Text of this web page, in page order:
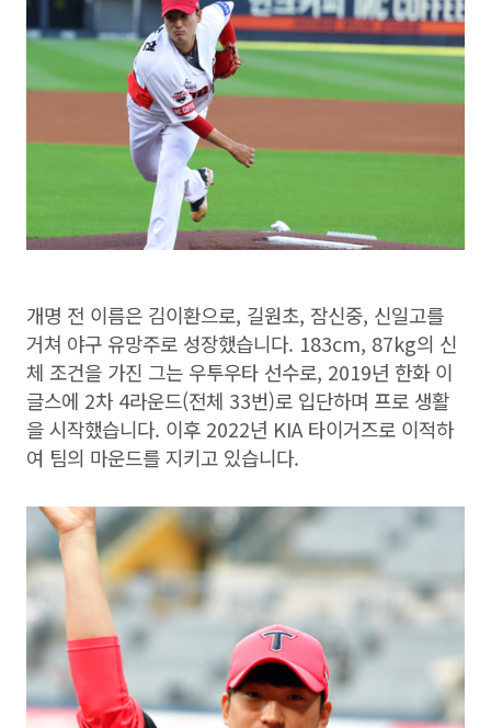
개명 전 이름은 김이환으로, 길원초, 잠신중, 신일고를
거쳐 야구 유망주로 성장했습니다. 183cm, 87kg의 신
체 조건을 가진 그는 우투우타 선수로, 2019년 한화 이
글스에 2차 4라운드(전체 33번)로 입단하며 프로 생활
을 시작했습니다. 이후 2022년 KIA 타이거즈로 이적하
여 팀의 마운드를 지키고 있습니다.